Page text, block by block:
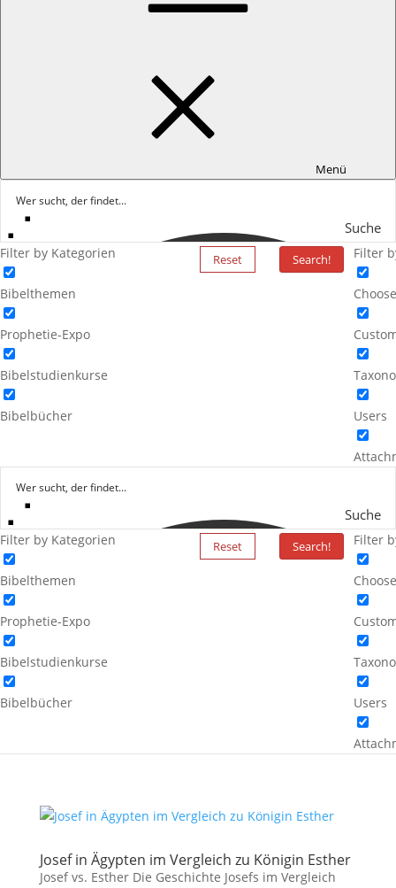
Menü
Suche
Filter by Kategorien
Bibelthemen
Prophetie-Expo
Bibelstudienkurse
Bibelbücher
Reset Search! Filter
Users
Suche
Filter by Kategorien
Bibelthemen
Prophetie-Expo
Bibelstudienkurse
Bibelbücher
Reset Search! Filter
Users
Josef in Ägypten im Vergleich zu Königin Esther
Josef vs. Esther Die Geschichte Josefs im Vergleich